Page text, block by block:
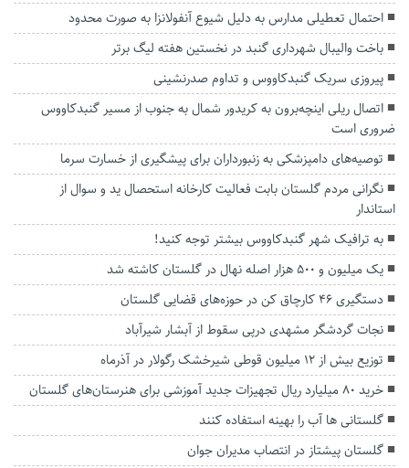
احتمال تعطیلی مدارس به دلیل شیوع آنفولانزا به صورت محدود
باخت والیبال شهرداری گنبد در نخستین هفته لیگ برتر
پیروزی سریک گنبدکاووس و تداوم صدرنشینی
اتصال ریلی اینچه‌برون به کریدور شمال به جنوب از مسیر گنبدکاووس
ضروری است
توصیه‌های دامپزشکی به زنبورداران برای پیشگیری از خسارت سرما
نگرانی مردم گلستان بابت فعالیت کارخانه استحصال ید و سوال از
استاندار
به ترافیک شهر گنبدکاووس بیشتر توجه کنید!
یک میلیون و ۵۰۰ هزار اصله نهال در گلستان کاشته شد
دستگیری ۴۶ کارچاق کن در حوزه‌های قضایی گلستان
نجات گردشگر مشهدی درپی سقوط از آبشار شیرآباد
توزیع بیش از ۱۲ میلیون قوطی شیرخشک رگولار در آذرماه
خرید ۸۰ میلیارد ریال تجهیزات جدید آموزشی برای هنرستان‌های گلستان
گلستانی ها آب را بهینه استفاده کنند
گلستان پیشتاز در انتصاب مدیران جوان